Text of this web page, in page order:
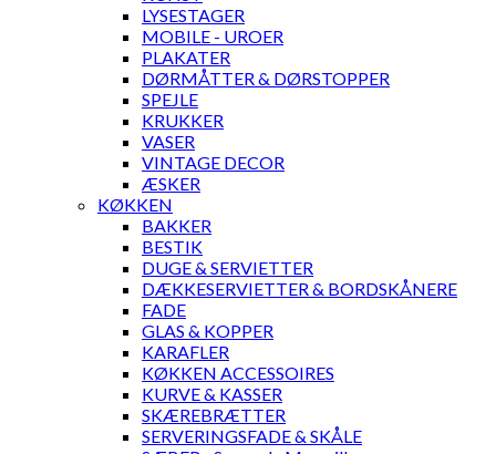
LYSESTAGER
MOBILE - UROER
PLAKATER
DØRMÅTTER & DØRSTOPPER
SPEJLE
KRUKKER
VASER
VINTAGE DECOR
ÆSKER
KØKKEN
BAKKER
BESTIK
DUGE & SERVIETTER
DÆKKESERVIETTER & BORDSKÅNERE
FADE
GLAS & KOPPER
KARAFLER
KØKKEN ACCESSOIRES
KURVE & KASSER
SKÆREBRÆTTER
SERVERINGSFADE & SKÅLE